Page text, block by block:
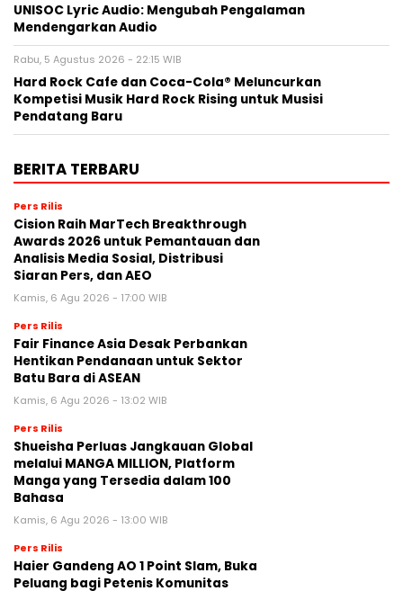
UNISOC Lyric Audio: Mengubah Pengalaman
Mendengarkan Audio
Rabu, 5 Agustus 2026 - 22:15 WIB
Hard Rock Cafe dan Coca-Cola® Meluncurkan
Kompetisi Musik Hard Rock Rising untuk Musisi
Pendatang Baru
BERITA TERBARU
Pers Rilis
Cision Raih MarTech Breakthrough
Awards 2026 untuk Pemantauan dan
Analisis Media Sosial, Distribusi
Siaran Pers, dan AEO
Kamis, 6 Agu 2026 - 17:00 WIB
Pers Rilis
Fair Finance Asia Desak Perbankan
Hentikan Pendanaan untuk Sektor
Batu Bara di ASEAN
Kamis, 6 Agu 2026 - 13:02 WIB
Pers Rilis
Shueisha Perluas Jangkauan Global
melalui MANGA MILLION, Platform
Manga yang Tersedia dalam 100
Bahasa
Kamis, 6 Agu 2026 - 13:00 WIB
Pers Rilis
Haier Gandeng AO 1 Point Slam, Buka
Peluang bagi Petenis Komunitas